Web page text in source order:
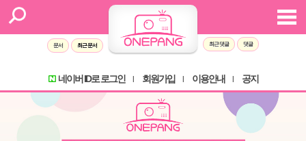
문서 최근 문서 최근 댓글 댓글
네이버 ID로 로그인 회원가입 이용안내 공지